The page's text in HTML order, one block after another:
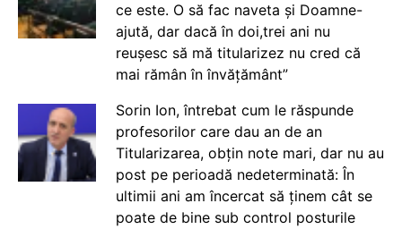
ce este. O să fac naveta și Doamne-
ajută, dar dacă în doi,trei ani nu
reușesc să mă titularizez nu cred că
mai rămân în învățământ”
Sorin Ion, întrebat cum le răspunde
profesorilor care dau an de an
Titularizarea, obțin note mari, dar nu au
post pe perioadă nedeterminată: În
ultimii ani am încercat să ținem cât se
poate de bine sub control posturile